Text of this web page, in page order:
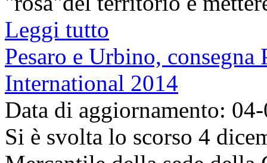
Leggi tutto
Pesaro e Urbino,
International 2014
Data di aggiornamento:
Si è svolta lo scorso 4